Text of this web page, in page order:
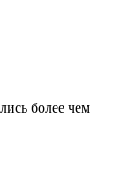
более чем